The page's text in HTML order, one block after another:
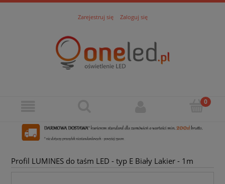
Zarejestruj się Zaloguj się
Profil LUMINES do taśm LED - typ E Biały Lakier - 1m